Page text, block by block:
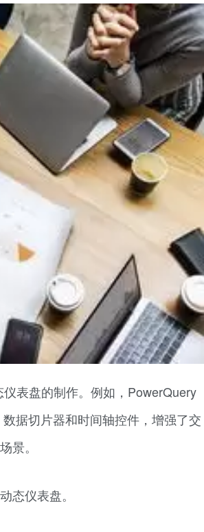
表盘的制作。例如，PowerQuery
据切片器和时间轴控件，增强了交
景。
态仪表盘。